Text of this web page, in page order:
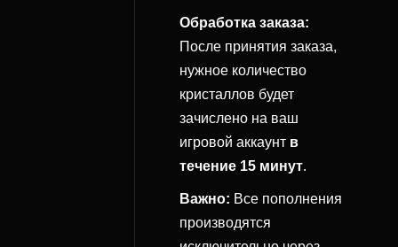
Обработка заказа:
После принятия заказа,
нужное количество
кристаллов будет
зачислено на ваш
игровой аккаунт в
течение 15 минут.
Важно: Все пополнения
производятся